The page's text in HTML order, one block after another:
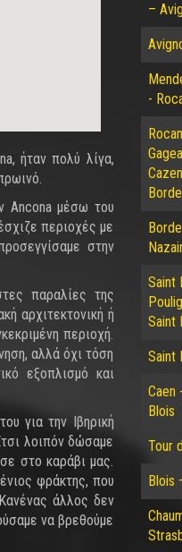
ήταν πολύ λίγα,
Ancona μέσω του
περιοχές με
στην
παραλίες της
αρχιτεκτονική ή
περιοχή.
αλλά όχι τόση
εξοπλισμό και
για την Ιβηρική
λοιπόν δώσαμε
στο καράβι μας.
φράκτης, που
άλλος δεν
να βρεθούμε
–
-
Saint
Saint
Saint
Caen
Blois
Tour
Blois